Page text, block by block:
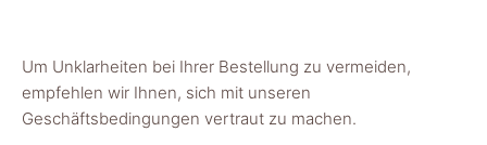
Um Unklarheiten bei Ihrer Bestellung zu vermeiden,
empfehlen wir Ihnen, sich mit unseren
Geschäftsbedingungen vertraut zu machen.